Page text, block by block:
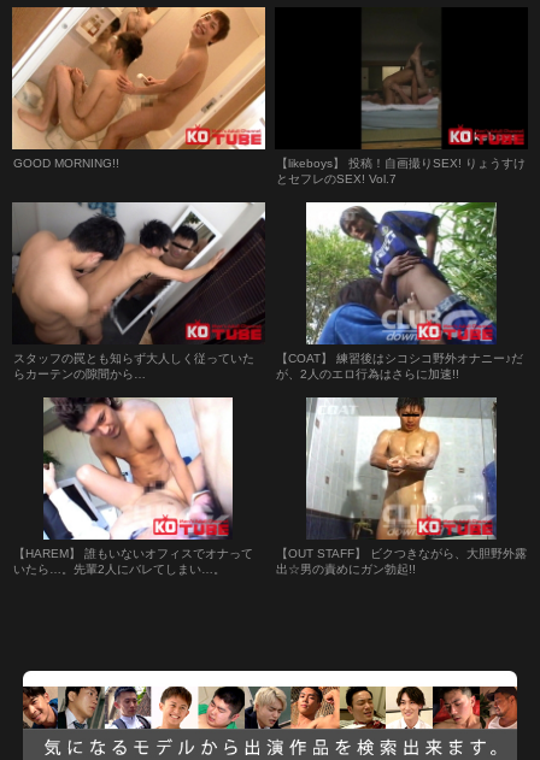
GOOD MORNING!!
【likeboys】 投稿！自画撮りSEX! りょうすけ
とセフレのSEX! Vol.7
スタッフの罠とも知らず大人しく従っていた
らカーテンの隙間から…
【COAT】 練習後はシコシコ野外オナニー♪だ
が、2人のエロ行為はさらに加速!!
【HAREM】 誰もいないオフィスでオナって
いたら…。先輩2人にバレてしまい…。
【OUT STAFF】 ビクつきながら、大胆野外露
出☆男の責めにガン勃起!!